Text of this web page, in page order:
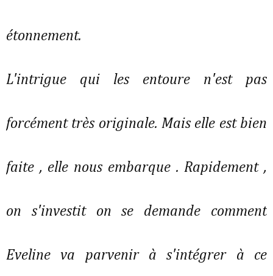
étonnement.
L'intrigue qui les entoure n'est pas
forcément très originale. Mais elle est bien
faite , elle nous embarque . Rapidement ,
on s'investit on se demande comment
Eveline va parvenir à s'intégrer à ce